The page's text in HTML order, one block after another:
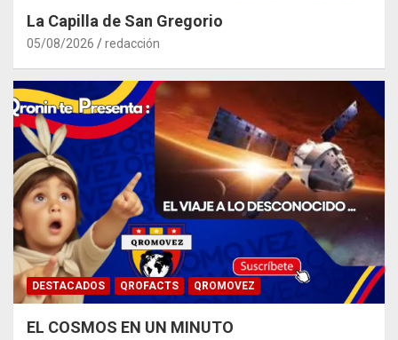
La Capilla de San Gregorio
05/08/2026 redacción
DESTACADOS QROFACTS QROMOVEZ
EL COSMOS EN UN MINUTO